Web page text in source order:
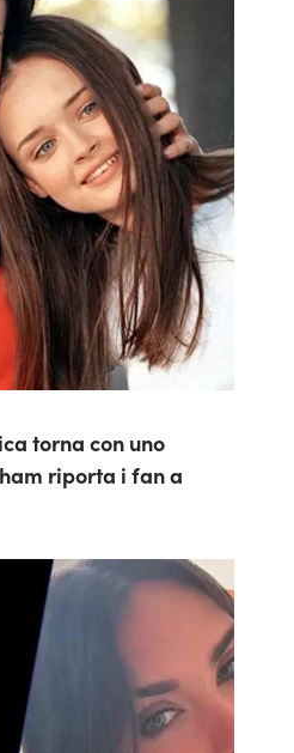
torna con uno
riporta i fan a